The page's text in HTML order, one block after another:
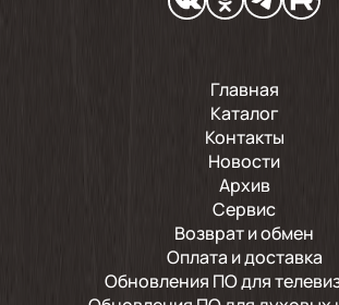
Главная
Каталог
Контакты
Новости
Архив
Сервис
Возврат и обмен
Оплата и доставка
Обновления ПО для